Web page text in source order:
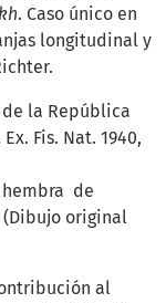
. Caso único en
longitudinal y
de la República
Fis. Nat. 1940,
de
(Dibujo original
al